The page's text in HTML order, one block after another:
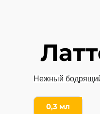
Нежный
0,3 мл